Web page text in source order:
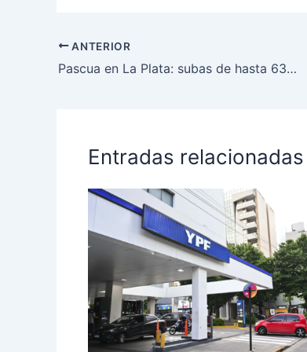
ANTERIOR
Pascua en La Plata: subas de hasta 63% y promos de último momento para sostener el consumo
Entradas relacionadas